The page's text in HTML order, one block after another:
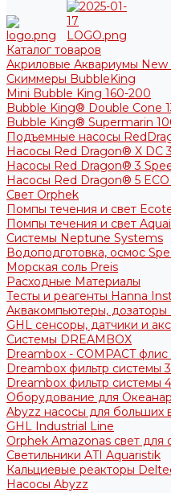
Каталог товаров
Акриловые Аквариумы New
Скиммеры BubbleKing
Mini Bubble King 160-200
Bubble King® Double Cone
Bubble King® Supermarin
Подъемные насосы
Насосы Red Dragon® X DC
Насосы Red Dragon® 3
Насосы Red Dragon® 5 ECO
Свет Orphek
Помпы течения и свет
Помпы течения и свет
Системы Neptune Systems
Водоподготовка, осмос
Морская соль Preis
Расходные Материалы
Тесты и реагенты Hanna
Аквакомпьютеры, дозаторы
GHL сенсоры, датчики и
Системы DREAMBOX
Dreambox - COMPACT флис
Dreambox фильтр системы
Dreambox фильтр системы
Оборудование для
Abyzz насосы для больших
GHL Industrial Line
Orphek Amazonas свет для
Светильники ATI Aquaristik
Кальциевые реакторы
Насосы Abyzz